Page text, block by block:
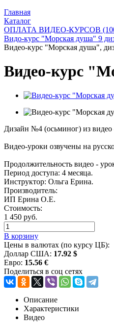
Главная
Каталог
ОПЛАТА ВИДЕО-КУРСОВ
Видо-курс "Морская душа" 9
Видео-курс "Морская душа",
Видео-курс
Дизайн №4 (осьминог) из
Видео-уроки озвучены на
Продолжительность видео -
Период доступа: 4 месяца.
Инструктор: Ольга Ерина.
Производитель:
ИП Ерина О.Е.
Стоимость:
1 450 руб.
В корзину
Цены в валютах (по курсу ЦБ):
Доллар США: 17.92 $
Евро: 15.56 €
Поделиться в соц сетях
Описание
Характеристики
Видео